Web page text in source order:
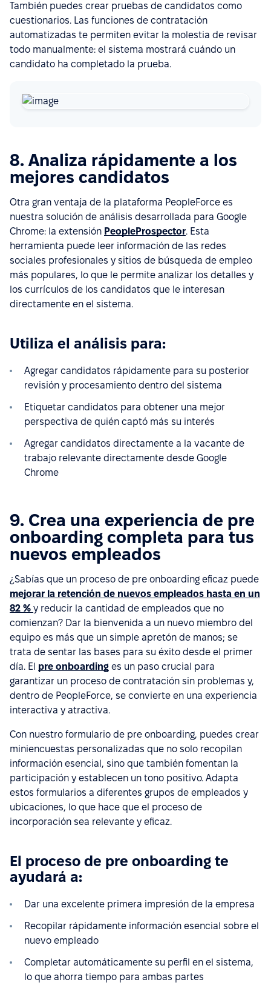
También puedes crear pruebas de candidatos como
cuestionarios. Las funciones de contratación
automatizadas te permiten evitar la molestia de revisar
todo manualmente: el sistema mostrará cuándo un
candidato ha completado la prueba.
8. Analiza rápidamente a los
mejores candidatos
Otra gran ventaja de la plataforma PeopleForce es
nuestra solución de análisis desarrollada para Google
Chrome: la extensión PeopleProspector. Esta
herramienta puede leer información de las redes
sociales profesionales y sitios de búsqueda de empleo
más populares, lo que le permite analizar los detalles y
los currículos de los candidatos que le interesan
directamente en el sistema.
Utiliza el análisis para:
Agregar candidatos rápidamente para su posterior
revisión y procesamiento dentro del sistema
Etiquetar candidatos para obtener una mejor
perspectiva de quién captó más su interés
Agregar candidatos directamente a la vacante de
trabajo relevante directamente desde Google
Chrome
9. Crea una experiencia de pre
onboarding completa para tus
nuevos empleados
¿Sabías que un proceso de pre onboarding eficaz puede
mejorar la retención de nuevos empleados hasta en un
82 % y reducir la cantidad de empleados que no
comienzan? Dar la bienvenida a un nuevo miembro del
equipo es más que un simple apretón de manos; se
trata de sentar las bases para su éxito desde el primer
día. El pre onboarding es un paso crucial para
garantizar un proceso de contratación sin problemas y,
dentro de PeopleForce, se convierte en una experiencia
interactiva y atractiva.
Con nuestro formulario de pre onboarding, puedes crear
miniencuestas personalizadas que no solo recopilan
información esencial, sino que también fomentan la
participación y establecen un tono positivo. Adapta
estos formularios a diferentes grupos de empleados y
ubicaciones, lo que hace que el proceso de
incorporación sea relevante y eficaz.
El proceso de pre onboarding te
ayudará a:
Dar una excelente primera impresión de la empresa
Recopilar rápidamente información esencial sobre el
nuevo empleado
Completar automáticamente su perfil en el sistema,
lo que ahorra tiempo para ambas partes